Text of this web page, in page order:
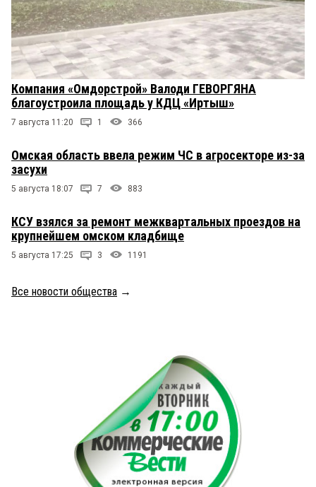
Компания «Омдорстрой» Валоди ГЕВОРГЯНА
благоустроила площадь у КДЦ «Иртыш»
7 августа 11:20 1 366
Омская область ввела режим ЧС в агросекторе из-за
засухи
5 августа 18:07 7 883
КСУ взялся за ремонт межквартальных проездов на
крупнейшем омском кладбище
5 августа 17:25 3 1191
Все новости общества →